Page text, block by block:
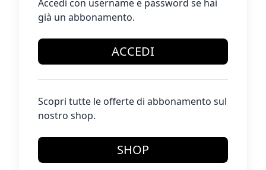
Accedi con username e password se hai
già un abbonamento.
ACCEDI
Scopri tutte le offerte di abbonamento sul
nostro shop.
SHOP